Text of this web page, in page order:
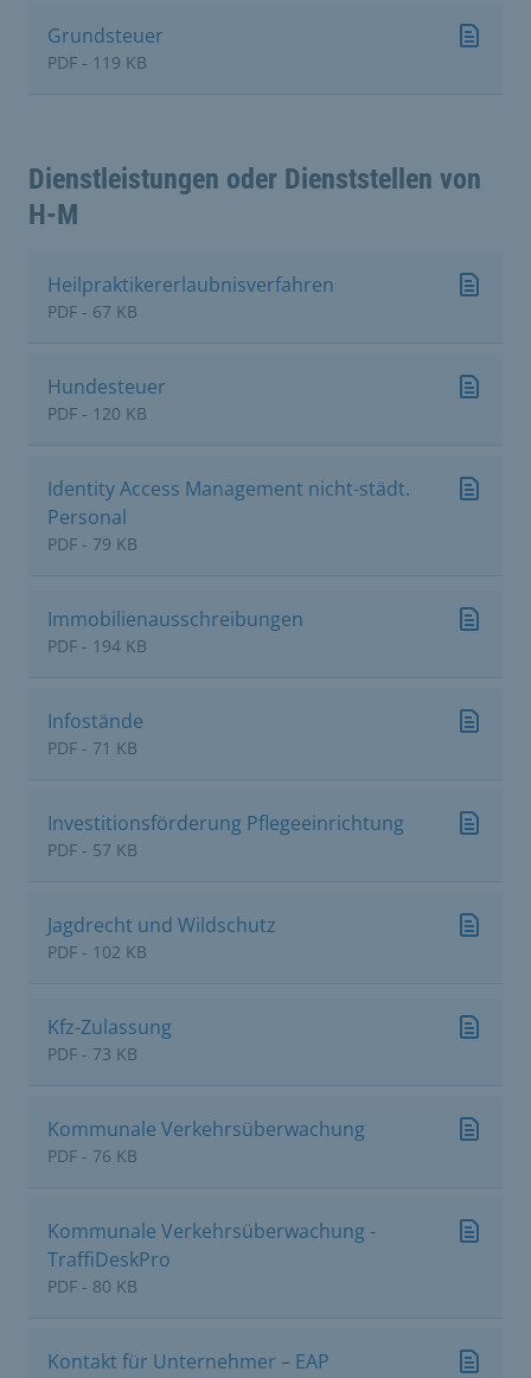
Grundsteuer
PDF - 119 KB
Dienstleistungen oder Dienststellen von
H-M
Heilpraktikererlaubnisverfahren
PDF - 67 KB
Hundesteuer
PDF - 120 KB
Identity Access Management nicht-städt.
Personal
PDF - 79 KB
Immobilienausschreibungen
PDF - 194 KB
Infostände
PDF - 71 KB
Investitionsförderung Pflegeeinrichtung
PDF - 57 KB
Jagdrecht und Wildschutz
PDF - 102 KB
Kfz-Zulassung
PDF - 73 KB
Kommunale Verkehrsüberwachung
PDF - 76 KB
Kommunale Verkehrsüberwachung -
TraffiDeskPro
PDF - 80 KB
Kontakt für Unternehmer – EAP